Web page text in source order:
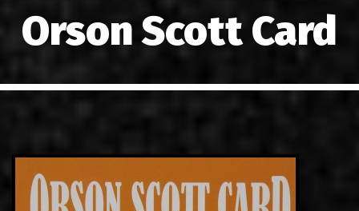
GALLERY
LINKS
Orson Scott Card